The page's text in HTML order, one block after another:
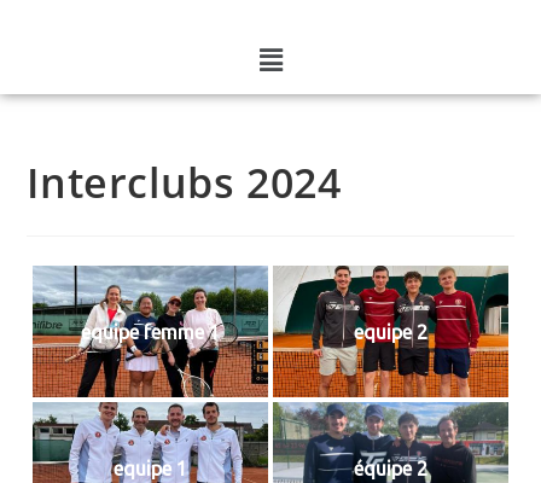
Interclubs 2024
equipe femme 1 equipe 2
equipe 1 équipe 2